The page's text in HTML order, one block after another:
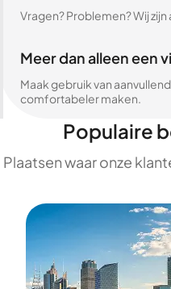
Vragen? Problemen? Wij
Meer dan alleen een
Maak gebruik van
comfortabeler maken.
Populaire
Plaatsen waar onze